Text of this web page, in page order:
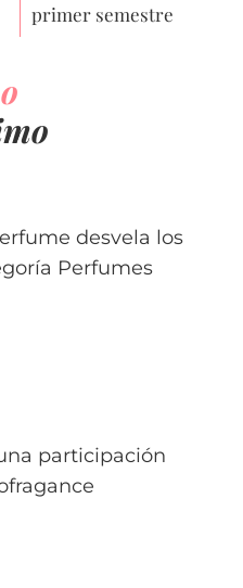
primer semestre
desvela los
Perfumes
participación